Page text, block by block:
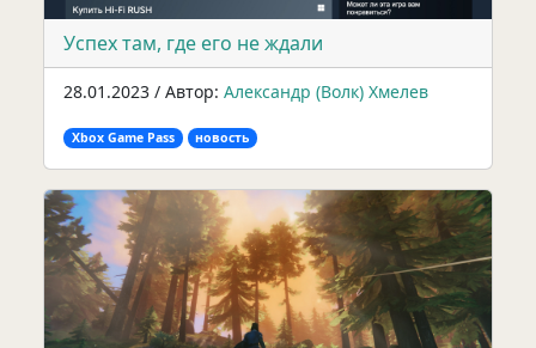
Успех там, где его не ждали
28.01.2023 / Автор: Александр (Волк) Хмелев
Xbox Game Pass новость